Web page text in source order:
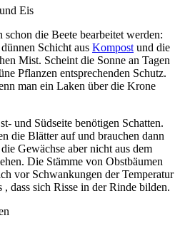
Eis
die Beete bearbeitet werden:
Schicht aus Kompost und die
Mist. Scheint die Sonne an Tagen
Pflanzen entsprechenden Schutz.
man ein Laken über die Krone
und Südseite benötigen Schatten.
die Blätter auf und brauchen dann
Gewächse aber nicht aus dem
Die Stämme von Obstbäumen
vor Schwankungen der Temperatur
, dass sich Risse in der Rinde bilden.